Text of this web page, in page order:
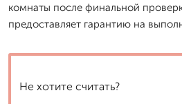
комнаты после финальной
предоставляет гарантию на
Не хотите считать?